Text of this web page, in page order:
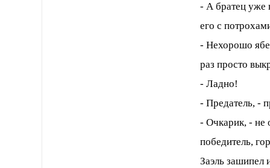
- А братец уже
его с
- Нехорошо
раз просто
- Ладно!
- Предатель, -
- Очкарик, - не
победитель,
Заэль зашипел